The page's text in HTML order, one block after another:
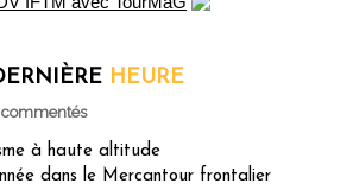
HEURE
commentés
à haute altitude
dans le Mercantour frontalier